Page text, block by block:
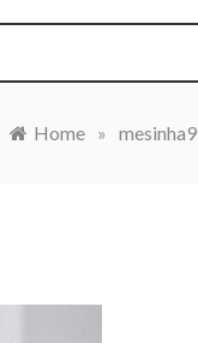
Home » mesinha9